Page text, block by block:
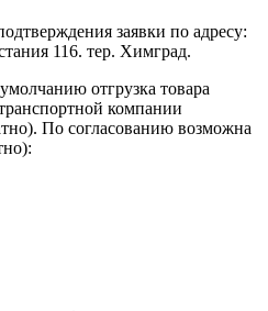
заявки по адресу:
116. тер. Химград.
отгрузка товара
компании
По согласованию возможна